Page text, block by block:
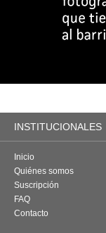
INSTITUCIONALES
Inicio
Quiénes somos
Suscripción
FAQ
Contacto